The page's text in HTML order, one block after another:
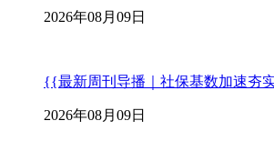
2026年08月09日
{{最新周刊导播｜社保基数加速夯
2026年08月09日